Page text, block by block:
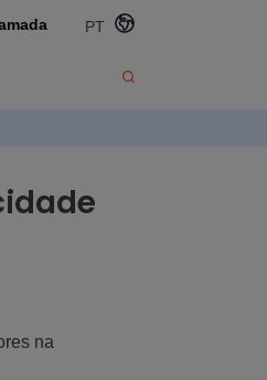
PT
na